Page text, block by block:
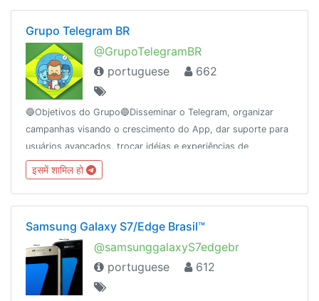
Grupo Telegram BR
@GrupoTelegramBR
portuguese
662
🔵Objetivos do Grupo🔵Disseminar o Telegram, organizar
campanhas visando o crescimento do App, dar suporte para
usuários avançados, trocar idéias e experiências de
tecnologia, agregando usuários pela interação.REGRAS👉
https://t.me/GrupoTelegramBR/434
इसमें शामिल हो
Samsung Galaxy S7/Edge Brasil™
@samsunggalaxyS7edgebr
portuguese
612